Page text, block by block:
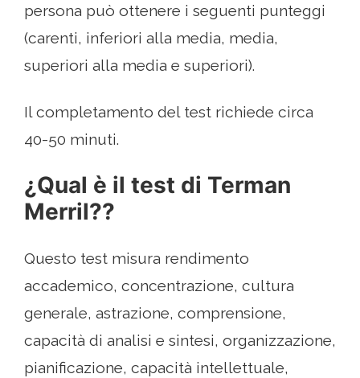
persona può ottenere i seguenti punteggi
(carenti, inferiori alla media, media,
superiori alla media e superiori).
Il completamento del test richiede circa
40-50 minuti.
¿Qual è il test di Terman
Merril??
Questo test misura rendimento
accademico, concentrazione, cultura
generale, astrazione, comprensione,
capacità di analisi e sintesi, organizzazione,
pianificazione, capacità intellettuale,